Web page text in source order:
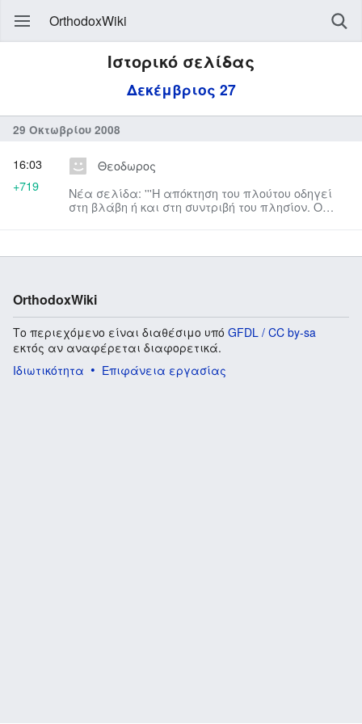
OrthodoxWiki
Ιστορικό σελίδας
Δεκέμβριος 27
29 Οκτωβρίου 2008
Θεοδωρος
Νέα σελίδα: '''Η απόκτηση του πλούτου οδηγεί
στη βλάβη ή και στη συντριβή του πλησίον. Ο
16:03
+719
OrthodoxWiki
Το περιεχόμενο είναι διαθέσιμο υπό GFDL / CC by-sa
εκτός αν αναφέρεται διαφορετικά.
Ιδιωτικότητα
Επιφάνεια εργασίας